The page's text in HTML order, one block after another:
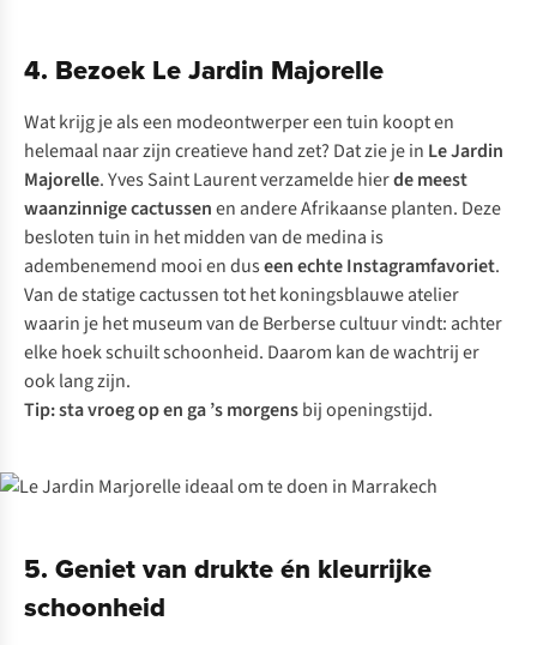
4. Bezoek Le Jardin Majorelle
Wat krijg je als een modeontwerper een tuin koopt en
helemaal naar zijn creatieve hand zet? Dat zie je in Le Jardin
Majorelle. Yves Saint Laurent verzamelde hierde meest
waanzinnige cactussenen andere Afrikaanse planten. Deze
besloten tuin in het midden van de medina is
adembenemend mooi en duseen echte Instagramfavoriet.
Van de statige cactussen tot het koningsblauwe atelier
waarin je het museum van de Berberse cultuur vindt: achter
elke hoek schuilt schoonheid. Daarom kan de wachtrij er
ook lang zijn.
Tip:sta vroeg op en ga ’s morgensbij openingstijd.
5. Geniet van drukte én kleurrijke
schoonheid